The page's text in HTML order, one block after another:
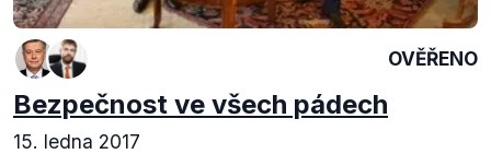
OVĚŘENO
Bezpečnost ve všech pádech
15. ledna 2017